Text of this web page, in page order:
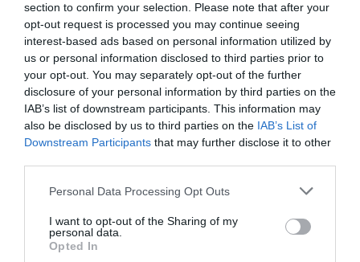
section to confirm your selection. Please note that after your
opt-out request is processed you may continue seeing
interest-based ads based on personal information utilized by
us or personal information disclosed to third parties prior to
your opt-out. You may separately opt-out of the further
disclosure of your personal information by third parties on the
IAB’s list of downstream participants. This information may
also be disclosed by us to third parties on the IAB’s List of
Downstream Participants that may further disclose it to other
Please note that this website/app uses one or more Google
not limited to your visit or usage behaviour. You may click to
grant or deny consent to Google and its third-party tags to
use your data for below specified purposes in below Google
Personal Data Processing Opt Outs
I want to opt-out of the Sharing of my
personal data.
Opted In
Ο καιρός αλλάζει πρόσωπο:
Έρχονται 40άρια μαζί με
θυελλώδη μελτέμια
07.08.2026 | 22:20
Εύβοια: Ηχηρό μήνυμα πέντε
χρόνια μετά τη μεγάλη
καταστροφή του 2021
Νέο τροχαίο με υλικές ζημιές
07.08.2026 | 21:40